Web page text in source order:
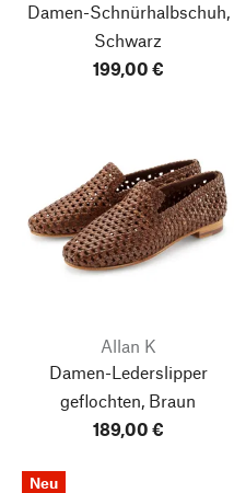
Damen-Schnürhalbschuh,
Schwarz
199,00 €
Allan K
Damen-Lederslipper
geflochten, Braun
189,00 €
Neu